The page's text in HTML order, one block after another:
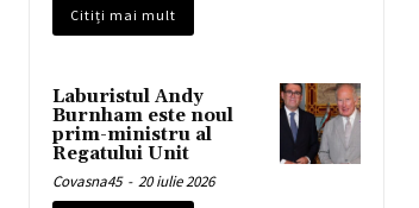
Citiți mai mult
Laburistul Andy
Burnham este noul
prim-ministru al
Regatului Unit
Covasna45 - 20 iulie 2026